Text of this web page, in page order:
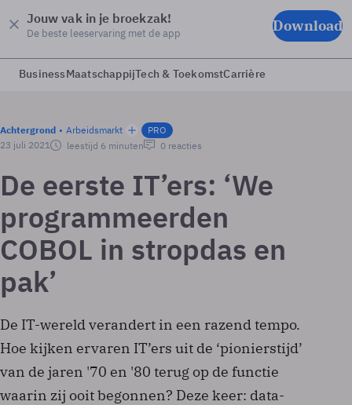
Jouw vak in je broekzak!
De beste leeservaring met de app Download
BusinessMaatschappijTech & ToekomstCarrière
Achtergrond Arbeidsmarkt
PRO
23 juli 2021
leestijd 6 minuten 0 reacties
De eerste IT’ers: ‘We
programmeerden
COBOL in stropdas en
pak’
De IT-wereld verandert in een razend tempo.
Hoe kijken ervaren IT’ers uit de ‘pionierstijd’
van de jaren '70 en '80 terug op de functie
waarin zij ooit begonnen? Deze keer: data-